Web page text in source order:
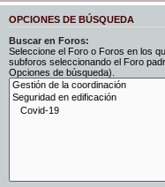
OPCIONES DE BÚSQUEDA
Buscar en Foros:
Seleccione el Foro o Foros en los
subforos seleccionando el Foro
Opciones de búsqueda).